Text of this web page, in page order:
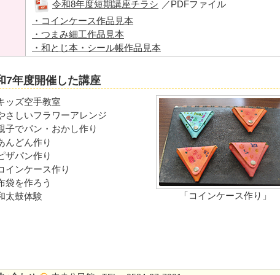
令和8年度短期講座チラシ ／PDFファイル
・コインケース作品見本
・つまみ細工作品見本
・和とじ本・シール帳作品見本
7年度開催した講座
ッズ空手教室
さしいフラワーアレンジ
子でパン・おかし作り
んどん作り
ザパン作り
インケース作り
袋を作ろう
太鼓体験
「コインケース作り」